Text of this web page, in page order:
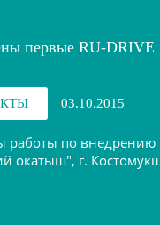
первые RU-
03.10.2015
работы по внедрению
окатыш", г.